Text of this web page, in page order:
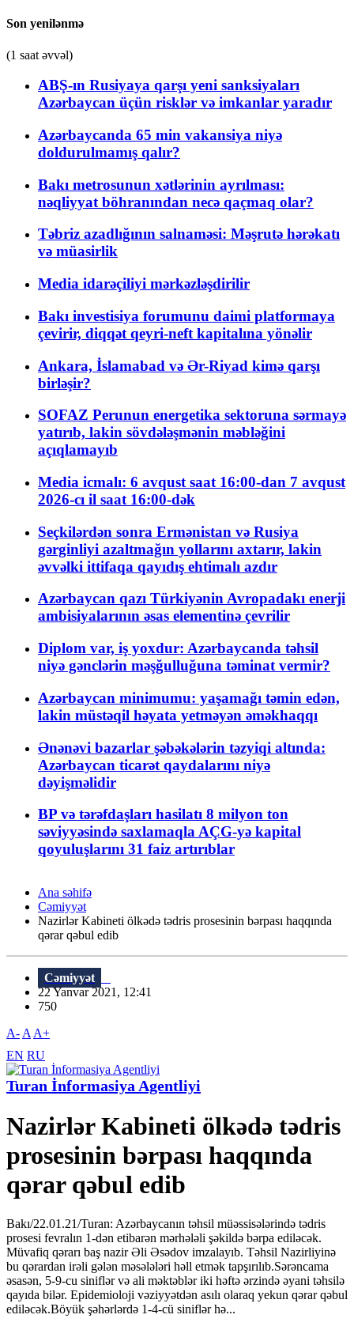
Son yenilənmə
(1 saat əvvəl)
ABŞ-ın Rusiyaya qarşı yeni sanksiyaları
Azərbaycan üçün risklər və imkanlar yaradır
Azərbaycanda 65 min vakansiya niyə
doldurulmamış qalır?
Bakı metrosunun xətlərinin ayrılması:
nəqliyyat böhranından necə qaçmaq olar?
Təbriz azadlığının salnaməsi: Məşrutə hərəkatı
və müasirlik
Media idarəçiliyi mərkəzləşdirilir
Bakı investisiya forumunu daimi platformaya
çevirir, diqqət qeyri-neft kapitalına yönəlir
Ankara, İslamabad və Ər-Riyad kimə qarşı
birləşir?
SOFAZ Perunun energetika sektoruna sərmayə
yatırıb, lakin sövdələşmənin məbləğini
açıqlamayıb
Media icmalı: 6 avqust saat 16:00-dan 7 avqust
2026-cı il saat 16:00-dək
Seçkilərdən sonra Ermənistan və Rusiya
gərginliyi azaltmağın yollarını axtarır, lakin
əvvəlki ittifaqa qayıdış ehtimalı azdır
Azərbaycan qazı Türkiyənin Avropadakı enerji
ambisiyalarının əsas elementinə çevrilir
Diplom var, iş yoxdur: Azərbaycanda təhsil
niyə gənclərin məşğulluğuna təminat vermir?
Azərbaycan minimumu: yaşamağı təmin edən,
lakin müstəqil həyata yetməyən əməkhaqqı
Ənənəvi bazarlar şəbəkələrin təzyiqi altında:
Azərbaycan ticarət qaydalarını niyə
dəyişməlidir
BP və tərəfdaşları hasilatı 8 milyon ton
səviyyəsində saxlamaqla AÇG-yə kapital
qoyuluşlarını 31 faiz artırıblar
Ana səhifə
Cəmiyyət
Nazirlər Kabineti ölkədə tədris prosesinin bərpası haqqında
qərar qəbul edib
Cəmiyyət
22 Yanvar 2021, 12:41
750
A- A A+
EN RU
Turan İnformasiya Agentliyi
Nazirlər Kabineti ölkədə tədris
prosesinin bərpası haqqında
qərar qəbul edib
Bakı/22.01.21/Turan: Azərbaycanın təhsil müəssisələrində tədris
prosesi fevralın 1-dən etibarən mərhələli şəkildə bərpa ediləcək.
Müvafiq qərarı baş nazir Əli Əsədov imzalayıb. Təhsil Nazirliyinə
bu qərardan irəli gələn məsələləri həll etmək tapşırılıb.Sərəncama
əsasən, 5-9-cu siniflər və ali məktəblər iki həftə ərzində əyani təhsilə
qayıda bilər. Epidemioloji vəziyyətdən asılı olaraq yekun qərar qəbul
ediləcək.Böyük şəhərlərdə 1-4-cü siniflər hə...